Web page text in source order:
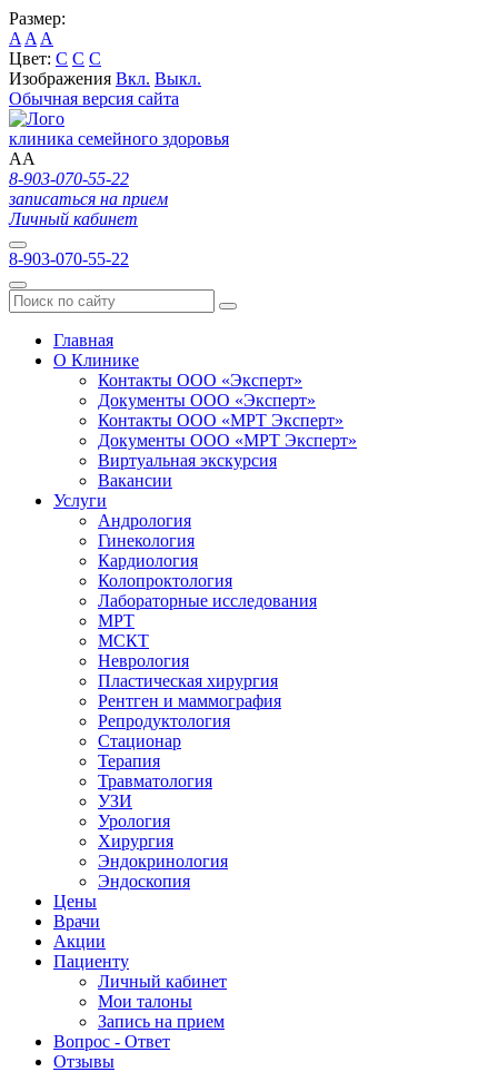
Размер:
A A A
Цвет: C C C
Изображения Вкл. Выкл.
Обычная версия сайта
клиника семейного здоровья
AA
8-903-070-55-22
записаться на прием
Личный кабинет
8-903-070-55-22
Главная
О Клинике
Контакты ООО «Эксперт»
Документы ООО «Эксперт»
Контакты ООО «МРТ Эксперт»
Документы ООО «МРТ Эксперт»
Виртуальная экскурсия
Вакансии
Услуги
Андрология
Гинекология
Кардиология
Колопроктология
Лабораторные исследования
МРТ
МСКТ
Неврология
Пластическая хирургия
Рентген и маммография
Репродуктология
Стационар
Терапия
Травматология
УЗИ
Урология
Хирургия
Эндокринология
Эндоскопия
Цены
Врачи
Акции
Пациенту
Личный кабинет
Мои талоны
Запись на прием
Вопрос - Ответ
Отзывы